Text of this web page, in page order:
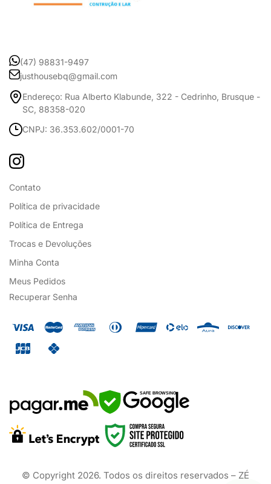
(47) 98831-9497
justhousebq@gmail.com
Endereço: Rua Alberto Klabunde, 322 - Cedrinho, Brusque -
SC, 88358-020
CNPJ: 36.353.602/0001-70
Contato
Política de privacidade
Política de Entrega
Trocas e Devoluções
Minha Conta
Meus Pedidos
Recuperar Senha
SAFE BROWSING
© Copyright 2026. Todos os direitos reservados – ZÉ